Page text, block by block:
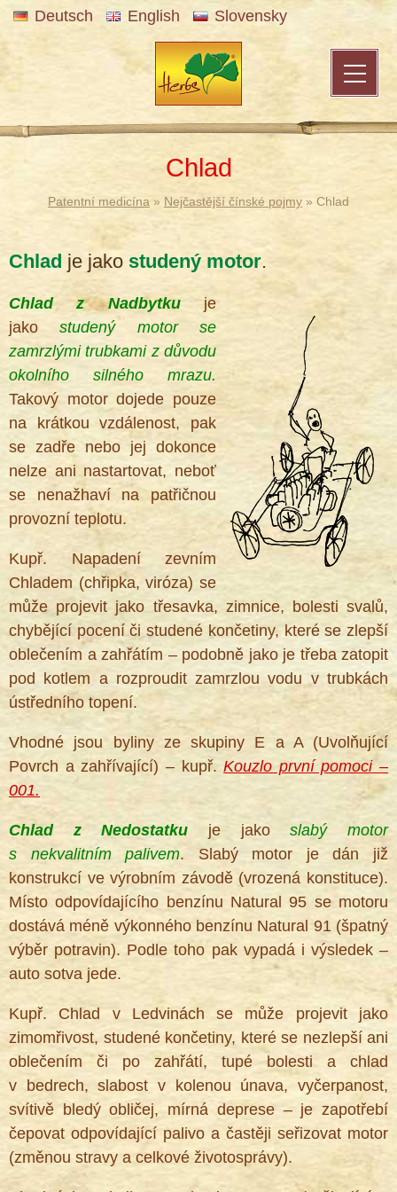
Deutsch English Slovensky
Chlad
Patentní medicína » Nejčastější čínské pojmy » Chlad
Chlad je jako studený motor.
Chlad z Nadbytkuje
jakostudený motor se
zamrzlými trubkami z důvodu
okolního silného mrazu.
Takový motor dojede pouze
na krátkou vzdálenost, pak
se zadře nebo jej dokonce
nelze ani nastartovat, neboť
se nenažhaví na patřičnou
provozní teplotu.
Kupř. Napadení zevním
Chladem (chřipka, viróza) se
může projevit jako třesavka, zimnice, bolesti svalů,
chybějící pocení či studené končetiny, které se zlepší
oblečením a zahřátím – podobně jako je třeba zatopit
pod kotlem a rozproudit zamrzlou vodu v trubkách
ústředního topení.
Vhodné jsou byliny ze skupiny E a A (Uvolňující
Povrch a zahřívající) – kupř.Kouzlo první pomoci –
001.
Chlad z Nedostatku je jakoslabý motor
s nekvalitním palivem. Slabý motor je dán již
konstrukcí ve výrobním závodě (vrozená konstituce).
Místo odpovídajícího benzínu Natural 95 se motoru
dostává méně výkonného benzínu Natural 91 (špatný
výběr potravin). Podle toho pak vypadá i výsledek –
auto sotva jede.
Kupř. Chlad v Ledvinách se může projevit jako
zimomřivost, studené končetiny, které se nezlepší ani
oblečením či po zahřátí, tupé bolesti a chlad
v bedrech, slabost v kolenou únava, vyčerpanost,
svítivě bledý obličej, mírná deprese – je zapotřebí
čepovat odpovídající palivo a častěji seřizovat motor
(změnou stravy a celkové životosprávy).
®